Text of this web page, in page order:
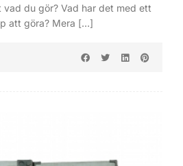
vad du gör? Vad har det med ett
att göra? Mera […]